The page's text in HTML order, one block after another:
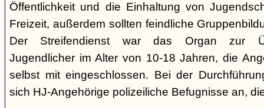
Öffentlichkeit und die Einhaltung von
Freizeit, außerdem sollten feindliche
Der Streifendienst war das Organ zur
Jugendlicher im Alter von 10-18 Jahren, die
selbst mit eingeschlossen. Bei der
sich HJ-Angehörige polizeiliche Befugnisse an,